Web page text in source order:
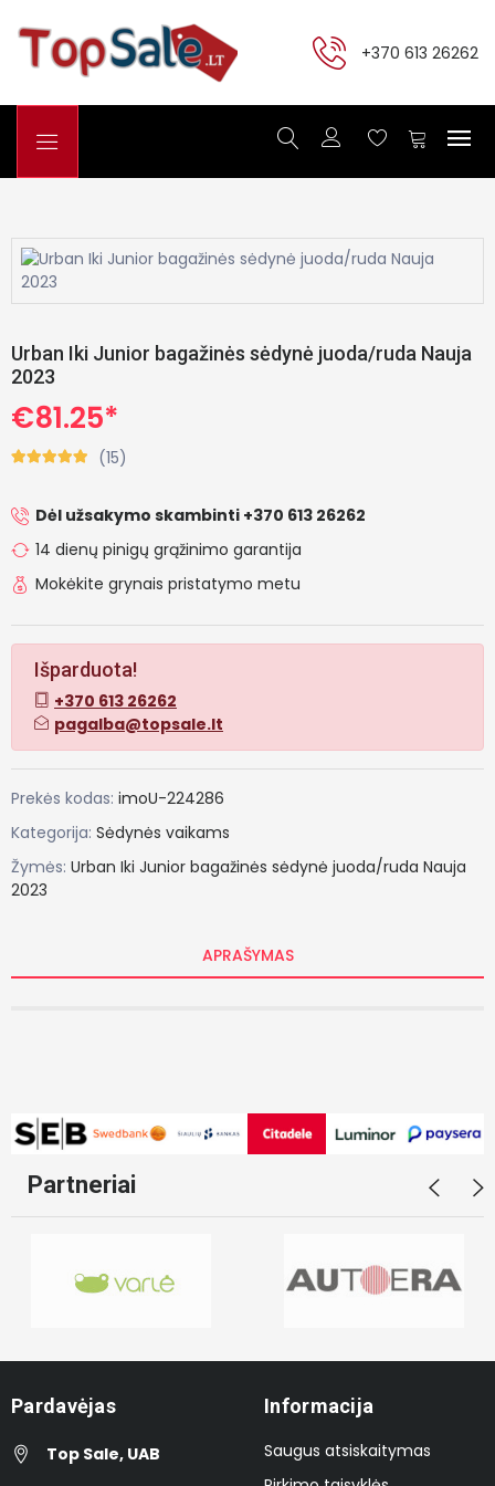
+370 613 26262
Urban Iki Junior bagažinės sėdynė juoda/ruda Nauja
2023
€81.25*
(15)
Dėl užsakymo skambinti +370 613 26262
14 dienų pinigų grąžinimo garantija
Mokėkite grynais pristatymo metu
Išparduota!
+370 613 26262
pagalba@topsale.lt
Prekės kodas: imoU-224286
Kategorija: Sėdynės vaikams
Žymės: Urban Iki Junior bagažinės sėdynė juoda/ruda Nauja
2023
APRAŠYMAS
Partneriai
Pardavėjas
Top Sale, UAB
Informacija
Saugus atsiskaitymas